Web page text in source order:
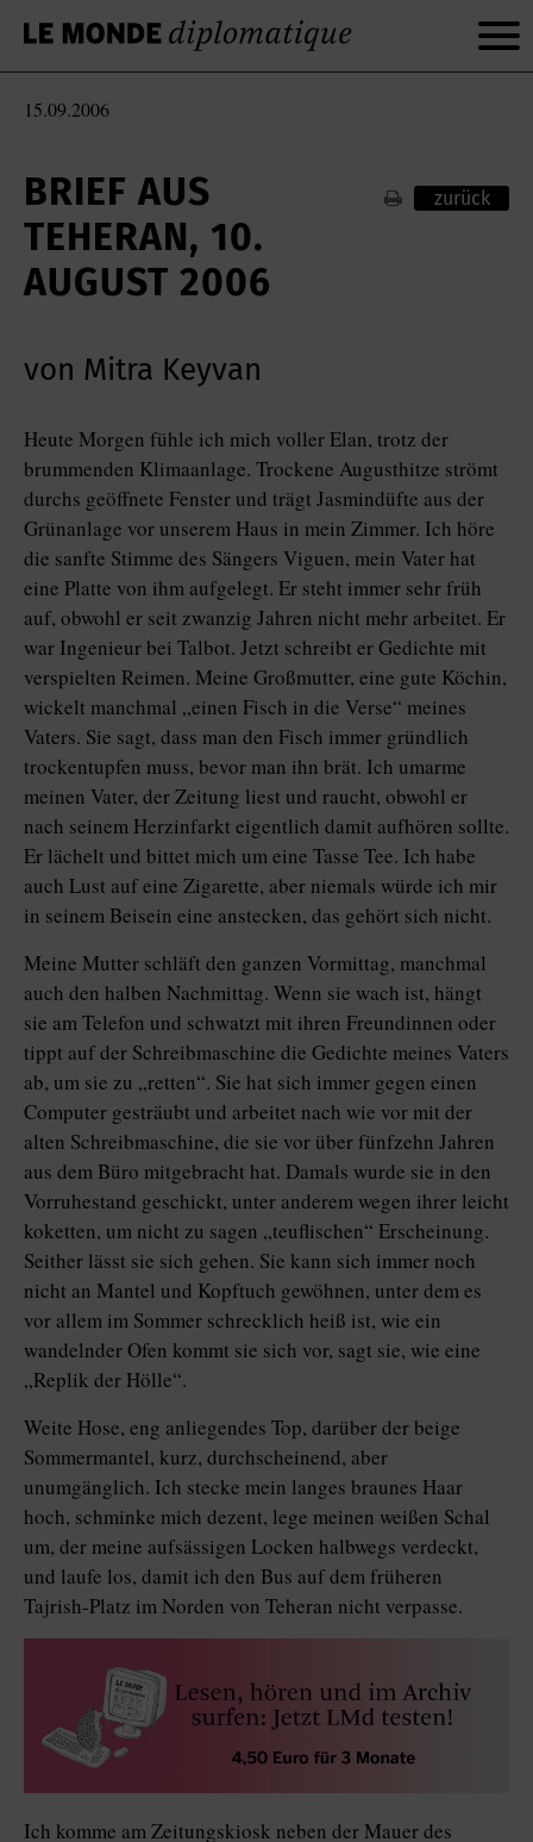
15.09.2006
BRIEF AUS
TEHERAN, 10.
AUGUST 2006
zurück
von Mitra Keyvan
Heute Morgen fühle ich mich voller Elan, trotz der
brummenden Klimaanlage. Trockene Augusthitze strömt
durchs geöffnete Fenster und trägt Jasmindüfte aus der
Grünanlage vor unserem Haus in mein Zimmer. Ich höre
die sanfte Stimme des Sängers Viguen, mein Vater hat
eine Platte von ihm aufgelegt. Er steht immer sehr früh
auf, obwohl er seit zwanzig Jahren nicht mehr arbeitet. Er
war Ingenieur bei Talbot. Jetzt schreibt er Gedichte mit
verspielten Reimen. Meine Großmutter, eine gute Köchin,
wickelt manchmal „einen Fisch in die Verse“ meines
Vaters. Sie sagt, dass man den Fisch immer gründlich
trockentupfen muss, bevor man ihn brät. Ich umarme
meinen Vater, der Zeitung liest und raucht, obwohl er
nach seinem Herzinfarkt eigentlich damit aufhören sollte.
Er lächelt und bittet mich um eine Tasse Tee. Ich habe
auch Lust auf eine Zigarette, aber niemals würde ich mir
in seinem Beisein eine anstecken, das gehört sich nicht.
Meine Mutter schläft den ganzen Vormittag, manchmal
auch den halben Nachmittag. Wenn sie wach ist, hängt
sie am Telefon und schwatzt mit ihren Freundinnen oder
tippt auf der Schreibmaschine die Gedichte meines Vaters
ab, um sie zu „retten“. Sie hat sich immer gegen einen
Computer gesträubt und arbeitet nach wie vor mit der
alten Schreibmaschine, die sie vor über fünfzehn Jahren
aus dem Büro mitgebracht hat. Damals wurde sie in den
Vorruhestand geschickt, unter anderem wegen ihrer leicht
koketten, um nicht zu sagen „teuflischen“ Erscheinung.
Seither lässt sie sich gehen. Sie kann sich immer noch
nicht an Mantel und Kopftuch gewöhnen, unter dem es
vor allem im Sommer schrecklich heiß ist, wie ein
wandelnder Ofen kommt sie sich vor, sagt sie, wie eine
„Replik der Hölle“.
Weite Hose, eng anliegendes Top, darüber der beige
Sommermantel, kurz, durchscheinend, aber
unumgänglich. Ich stecke mein langes braunes Haar
hoch, schminke mich dezent, lege meinen weißen Schal
um, der meine aufsässigen Locken halbwegs verdeckt,
und laufe los, damit ich den Bus auf dem früheren
Tajrish-Platz im Norden von Teheran nicht verpasse.
Ich komme am Zeitungskiosk neben der Mauer des